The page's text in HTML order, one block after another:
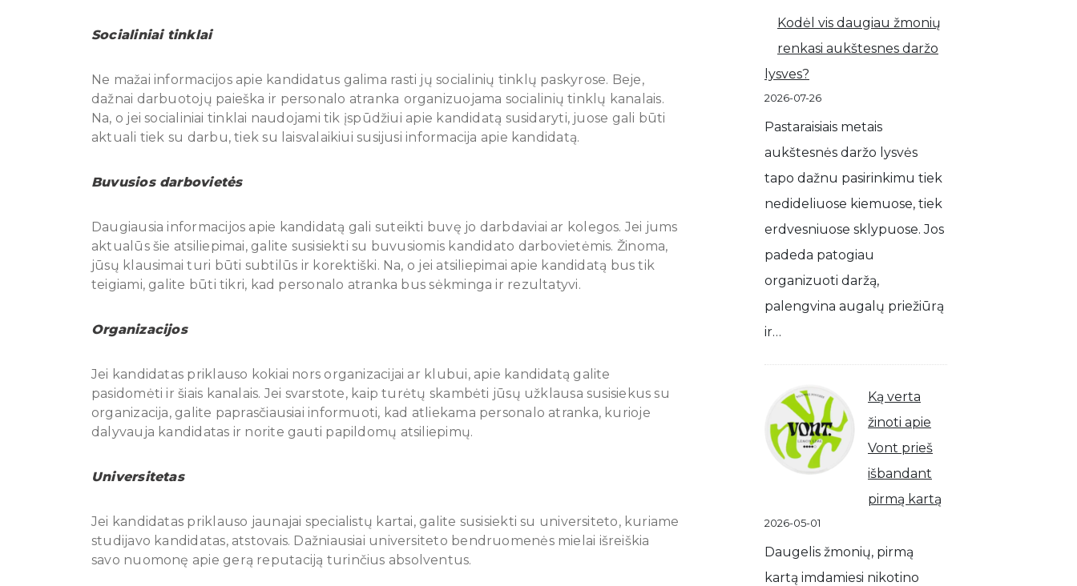
Socialiniai tinklai
Ne mažai informacijos apie kandidatus galima rasti jų socialinių tinklų paskyrose. Beje,
dažnai darbuotojų paieška ir personalo atranka organizuojama socialinių tinklų kanalais.
Na, o jei socialiniai tinklai naudojami tik įspūdžiui apie kandidatą susidaryti, juose gali būti
aktuali tiek su darbu, tiek su laisvalaikiui susijusi informacija apie kandidatą.
Buvusios darbovietės
Daugiausia informacijos apie kandidatą gali suteikti buvę jo darbdaviai ar kolegos. Jei jums
aktualūs šie atsiliepimai, galite susisiekti su buvusiomis kandidato darbovietėmis. Žinoma,
jūsų klausimai turi būti subtilūs ir korektiški. Na, o jei atsiliepimai apie kandidatą bus tik
teigiami, galite būti tikri, kad personalo atranka bus sėkminga ir rezultatyvi.
Organizacijos
Jei kandidatas priklauso kokiai nors organizacijai ar klubui, apie kandidatą galite
pasidomėti ir šiais kanalais. Jei svarstote, kaip turėtų skambėti jūsų užklausa susisiekus su
organizacija, galite paprasčiausiai informuoti, kad atliekama personalo atranka, kurioje
dalyvauja kandidatas ir norite gauti papildomų atsiliepimų.
Universitetas
Jei kandidatas priklauso jaunajai specialistų kartai, galite susisiekti su universiteto, kuriame
studijavo kandidatas, atstovais. Dažniausiai universiteto bendruomenės mielai išreiškia
savo nuomonę apie gerą reputaciją turinčius absolventus.
Kodėl vis daugiau žmonių
renkasi aukštesnes daržo
lysves?
2026-07-26
Pastaraisiais metais
aukštesnės daržo lysvės
tapo dažnu pasirinkimu tiek
nedideliuose kiemuose, tiek
erdvesniuose sklypuose. Jos
padeda patogiau
organizuoti daržą,
palengvina augalų priežiūrą
ir…
Ką verta
žinoti apie
Vont prieš
išbandant
pirmą kartą
2026-05-01
Daugelis žmonių, pirmą
kartą imdamiesi nikotino